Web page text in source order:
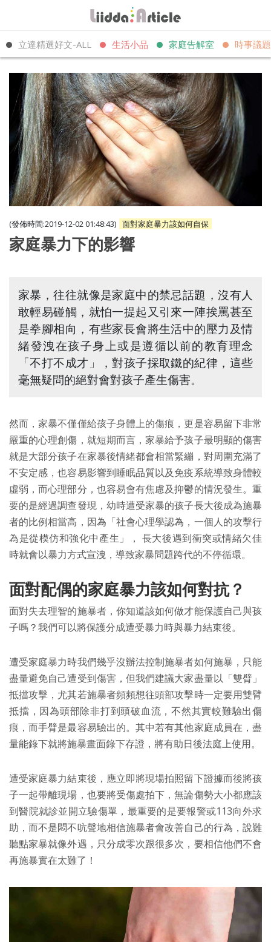
立達精選好文-ALL 生活小品 家庭告解室 時事議題
(發佈時間:2019-12-02 01:48:43) 面對家庭暴力該如何自保
家庭暴力下的影響
家暴，往往就像是家庭中的禁忌話題，沒有人
敢輕易碰觸，就怕一提起又引來一陣挨罵甚至
是拳腳相向，有些家長會將生活中的壓力及情
緒發洩在孩子身上或是遵循以前的教育理念
「不打不成才」，對孩子採取鐵的紀律，這些
毫無疑問的絕對會對孩子產生傷害。
然而，家暴不僅僅給孩子身體上的傷痕，更是容易留下非常
嚴重的心理創傷，就短期而言，家暴給予孩子最明顯的傷害
就是大部分孩子在家暴後情緒都會相當緊繃，對周圍充滿了
不安定感，也容易影響到睡眠品質以及免疫系統導致身體較
虛弱，而心理部分，也容易會有焦慮及抑鬱的情況發生。重
要的是經過調查發現，幼時遭受家暴的孩子長大後成為施暴
者的比例相當高，因為「社會心理學認為，一個人的攻擊行
為是從模仿和強化中產生」， 長大後遇到衝突或情緒欠佳
時就會以暴力方式宣洩，導致家暴問題跨代的不停循環。
面對配偶的家庭暴力該如何對抗？
面對失去理智的施暴者，你知道該如何做才能保護自己與孩
子嗎？我們可以將保護分成遭受暴力時與暴力結束後。
遭受家庭暴力時我們幾乎沒辦法控制施暴者如何施暴，只能
盡量避免自己遭受到傷害，但我們建議大家盡量以「雙臂」
抵擋攻擊，尤其若施暴者頻頻想往頭部攻擊時一定要用雙臂
抵擋，因為頭部除非打到頭破血流，不然其實較難驗出傷
痕，而手臂是最容易驗出的。其中若有其他家庭成員在，盡
量能錄下就將施暴畫面錄下存證，將有助日後法庭上使用。
遭受家庭暴力結束後，應立即將現場拍照留下證據而後將孩
子一起帶離現場，也要將受傷處拍下，無論傷勢大小都應該
到醫院就診並開立驗傷單，最重要的是要報警或113向外求
助，而不是悶不吭聲地相信施暴者會改善自己的行為，說難
聽點家暴就像外遇，只分成零次跟很多次，要相信他們不會
再施暴實在太難了！